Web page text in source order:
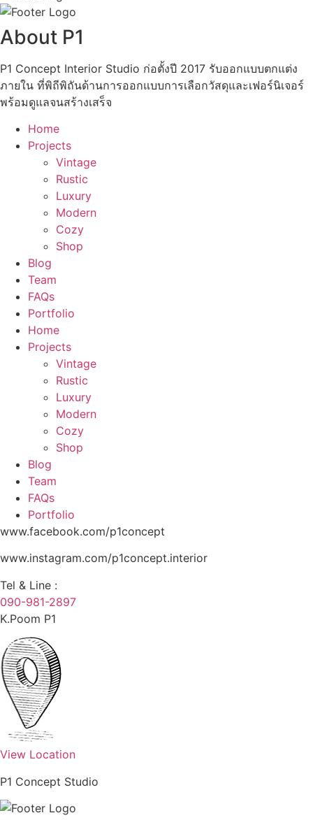
About P1
P1 Concept Interior Studio ก่อตั้งปี 2017 รับออกแบบตกแต่ง
ภายใน ที่พิถีพิถันด้านการออกแบบการเลือกวัสดุและเฟอร์นิเจอร์
พร้อมดูแลจนสร้างเสร็จ
Home
Projects
Vintage
Rustic
Luxury
Modern
Cozy
Shop
Blog
Team
FAQs
Portfolio
Home
Projects
Vintage
Rustic
Luxury
Modern
Cozy
Shop
Blog
Team
FAQs
Portfolio
www.facebook.com/p1concept
www.instagram.com/p1concept.interior
Tel & Line :
090-981-2897
K.Poom P1
View Location
P1 Concept Studio